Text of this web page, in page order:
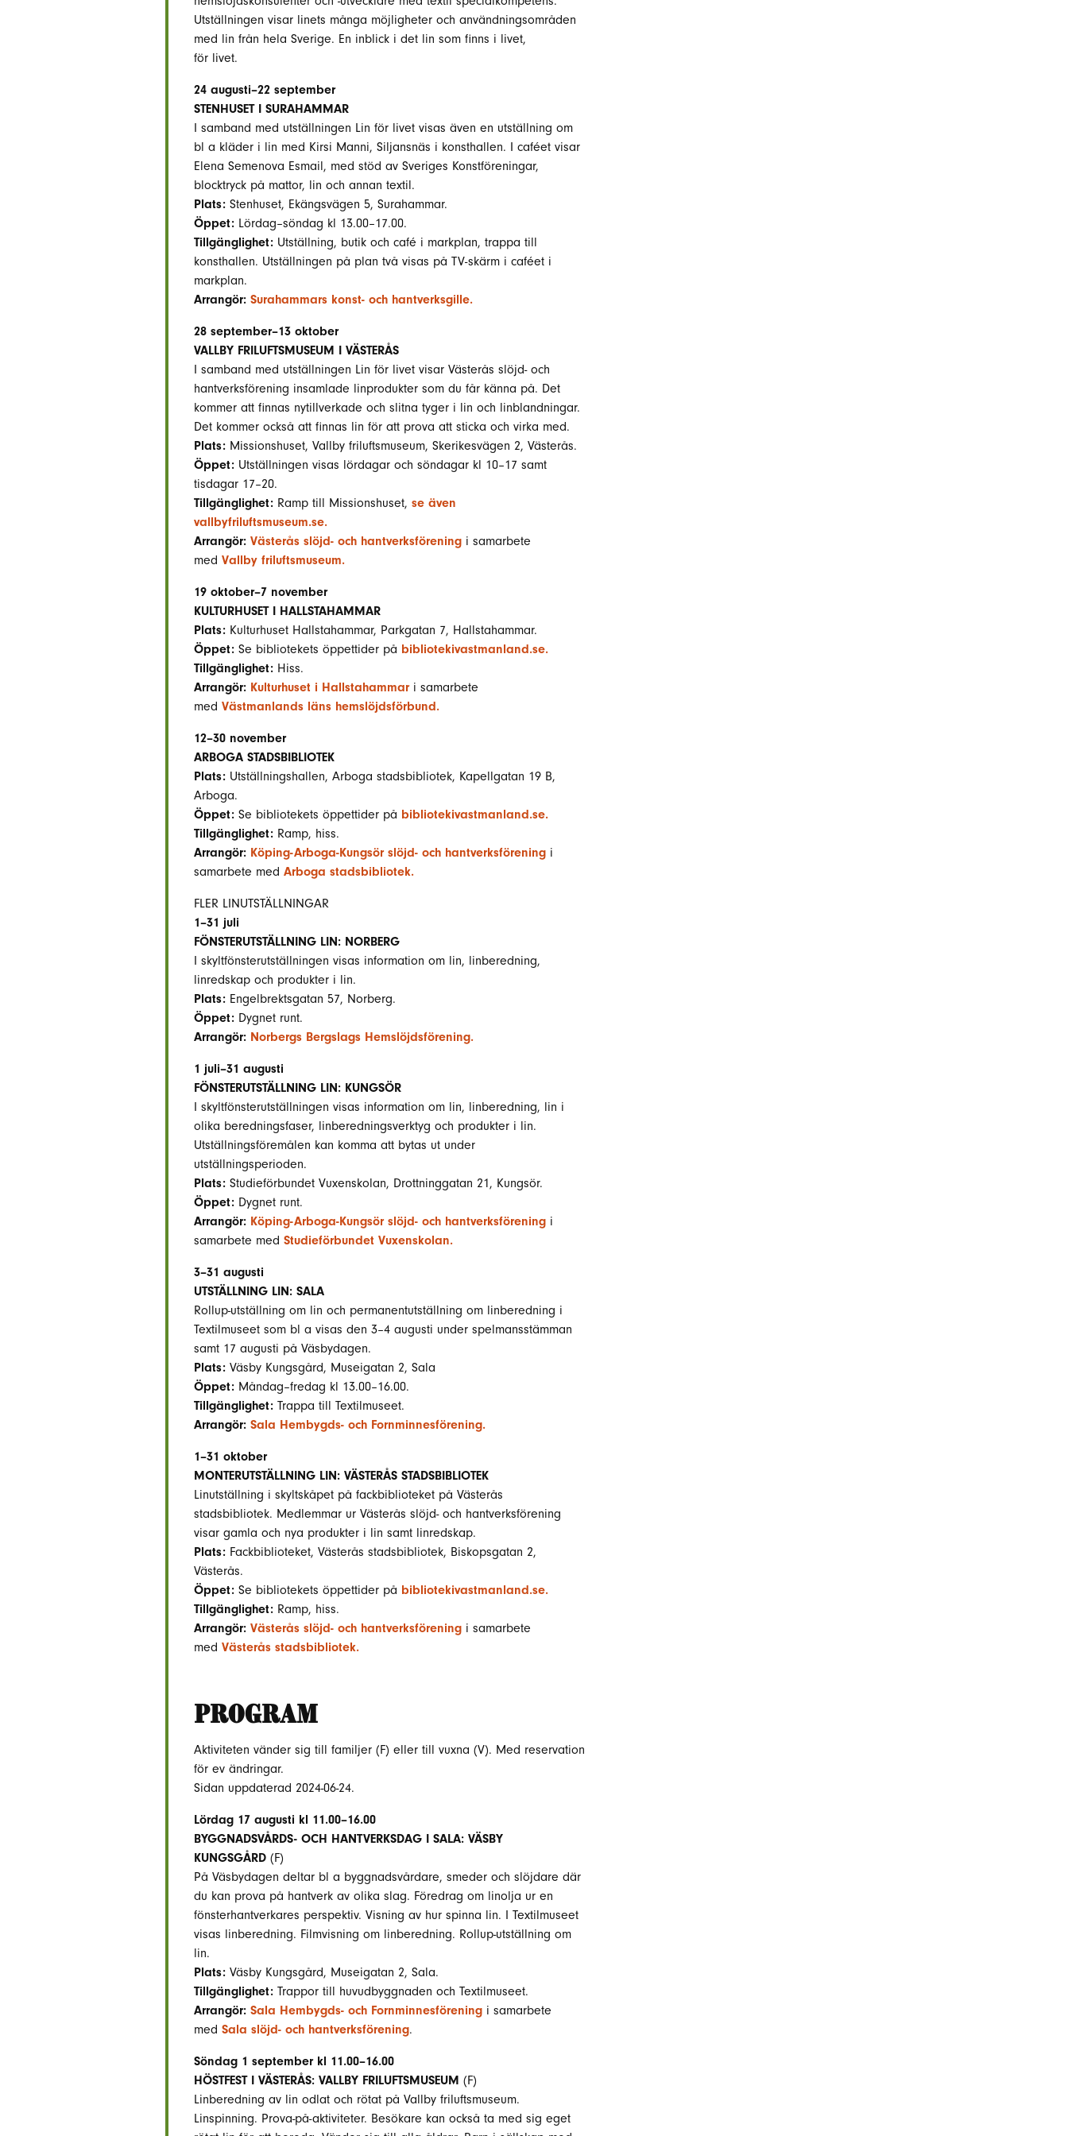
Utställningen visar linets många möjligheter och användningsområden
med lin från hela Sverige. En inblick i det lin som finns i livet,
för livet.
24 augusti–22 september
STENHUSET I SURAHAMMAR
I samband med utställningen Lin för livet visas även en utställning om
bl a kläder i lin med Kirsi Manni, Siljansnäs i konsthallen. I caféet visar
Elena Semenova Esmail, med stöd av Sveriges Konstföreningar,
blocktryck på mattor, lin och annan textil.
Plats: Stenhuset, Ekängsvägen 5, Surahammar.
Öppet: Lördag–söndag kl 13.00–17.00.
Tillgänglighet: Utställning, butik och café i markplan, trappa till
konsthallen. Utställningen på plan två visas på TV-skärm i caféet i
markplan.
Arrangör: Surahammars konst- och hantverksgille.
28 september–13 oktober
VALLBY FRILUFTSMUSEUM I VÄSTERÅS
I samband med utställningen Lin för livet visar Västerås slöjd- och
hantverksförening insamlade linprodukter som du får känna på. Det
kommer att finnas nytillverkade och slitna tyger i lin och linblandningar.
Det kommer också att finnas lin för att prova att sticka och virka med.
Plats: Missionshuset, Vallby friluftsmuseum, Skerikesvägen 2, Västerås.
Öppet: Utställningen visas lördagar och söndagar kl 10–17 samt
tisdagar 17–20.
Tillgänglighet: Ramp till Missionshuset, se även
vallbyfriluftsmuseum.se.
Arrangör: Västerås slöjd- och hantverksförening i samarbete
med Vallby friluftsmuseum.
19 oktober–7 november
KULTURHUSET I HALLSTAHAMMAR
Plats: Kulturhuset Hallstahammar, Parkgatan 7, Hallstahammar.
Öppet: Se bibliotekets öppettider på bibliotekivastmanland.se.
Tillgänglighet: Hiss.
Arrangör: Kulturhuset i Hallstahammari samarbete
med Västmanlands läns hemslöjdsförbund.
12–30 november
ARBOGA STADSBIBLIOTEK
Plats: Utställningshallen, Arboga stadsbibliotek, Kapellgatan 19 B,
Arboga.
Öppet: Se bibliotekets öppettider på bibliotekivastmanland.se.
Tillgänglighet: Ramp, hiss.
Arrangör: Köping-Arboga-Kungsör slöjd- och hantverksförening i
samarbete med Arboga stadsbibliotek.
FLER LINUTSTÄLLNINGAR
1–31 juli
FÖNSTERUTSTÄLLNING LIN: NORBERG
I skyltfönsterutställningen visas information om lin, linberedning,
linredskap och produkter i lin.
Plats: Engelbrektsgatan 57, Norberg.
Öppet: Dygnet runt.
Arrangör: Norbergs Bergslags Hemslöjdsförening.
1 juli–31 augusti
FÖNSTERUTSTÄLLNING LIN: KUNGSÖR
I skyltfönsterutställningen visas information om lin, linberedning, lin i
olika beredningsfaser, linberedningsverktyg och produkter i lin.
Utställningsföremålen kan komma att bytas ut under
utställningsperioden.
Plats: Studieförbundet Vuxenskolan, Drottninggatan 21, Kungsör.
Öppet: Dygnet runt.
Arrangör: Köping-Arboga-Kungsör slöjd- och hantverksförening i
samarbete med Studieförbundet Vuxenskolan.
3–31 augusti
UTSTÄLLNING LIN: SALA
Rollup-utställning om lin och permanentutställning om linberedning i
Textilmuseet som bl a visas den 3–4 augusti under spelmansstämman
samt 17 augusti på Väsbydagen.
Plats: Väsby Kungsgård, Museigatan 2, Sala
Öppet: Måndag–fredag kl 13.00–16.00.
Tillgänglighet: Trappa till Textilmuseet.
Arrangör: Sala Hembygds- och Fornminnesförening.
1–31 oktober
MONTERUTSTÄLLNING LIN: VÄSTERÅS STADSBIBLIOTEK
Linutställning i skyltskåpet på fackbiblioteket på Västerås
stadsbibliotek. Medlemmar ur Västerås slöjd- och hantverksförening
visar gamla och nya produkter i lin samt linredskap.
Plats: Fackbiblioteket, Västerås stadsbibliotek, Biskopsgatan 2,
Västerås.
Öppet: Se bibliotekets öppettider på bibliotekivastmanland.se.
Tillgänglighet: Ramp, hiss.
Arrangör: Västerås slöjd- och hantverksförening i samarbete
med Västerås stadsbibliotek.
PROGRAM
Aktiviteten vänder sig till familjer (F) eller till vuxna (V). Med reservation
för ev ändringar.
Sidan uppdaterad 2024-06-24.
Lördag 17 augusti kl 11.00–16.00
BYGGNADSVÅRDS- OCH HANTVERKSDAG I SALA: VÄSBY
KUNGSGÅRD (F)
På Väsbydagen deltar bl a byggnadsvårdare, smeder och slöjdare där
du kan prova på hantverk av olika slag. Föredrag om linolja ur en
fönsterhantverkares perspektiv. Visning av hur spinna lin. I Textilmuseet
visas linberedning. Filmvisning om linberedning. Rollup-utställning om
lin.
Plats: Väsby Kungsgård, Museigatan 2, Sala.
Tillgänglighet: Trappor till huvudbyggnaden och Textilmuseet.
Arrangör: Sala Hembygds- och Fornminnesförening i samarbete
med Sala slöjd- och hantverksförening.
Söndag 1 september kl 11.00–16.00
HÖSTFEST I VÄSTERÅS: VALLBY FRILUFTSMUSEUM (F)
Linberedning av lin odlat och rötat på Vallby friluftsmuseum.
Linspinning. Prova-på-aktiviteter. Besökare kan också ta med sig eget